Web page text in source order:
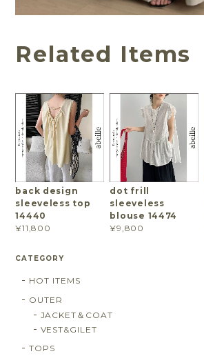
Related Items
back design
sleeveless top
14440
¥11,800
dot frill
sleeveless
blouse 14474
¥9,800
CATEGORY
HOT ITEMS
OUTER
JACKET＆COAT
VEST&GILET
TOPS